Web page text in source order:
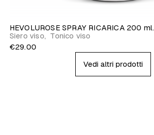
HEVOLUROSE SPRAY RICARICA 200 ml.
Siero viso, Tonico viso
€29.00
Vedi altri prodotti